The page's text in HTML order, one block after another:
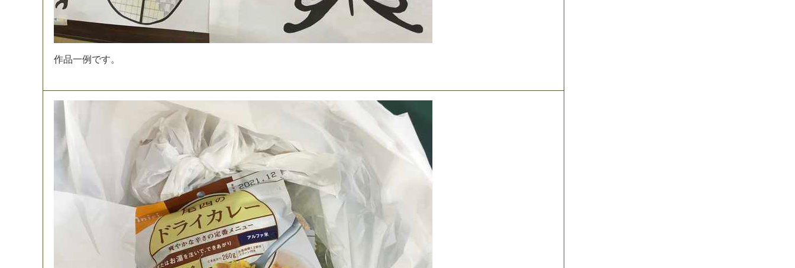
作品一例 です。